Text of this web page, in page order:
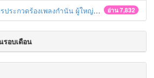
อ่าน 7,832
ะกวดร้องเพลงกำนัน ผู้ใหญ่บ้าน ฯลฯ
รอบเดือน